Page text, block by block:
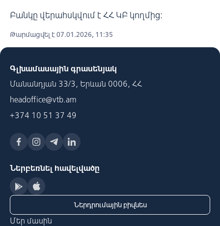
Բանկը վերահսկվում է ՀՀ ԿԲ կողմից:
Թարմացվել է 07.01.2026, 11:35
Գլխամասային գրասենյակ
Մանանդյան 33/3, Երևան 0006, ՀՀ
headoffice@vtb.am
+374 10 51 37 49
Ներբեռնել հավելվածը
Ներդրումային բիզնես
Մեր մասին